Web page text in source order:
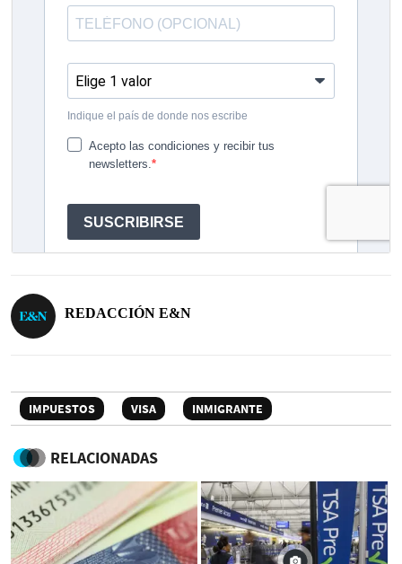
REDACCIÓN E&N
IMPUESTOS VISA INMIGRANTE
RELACIONADAS